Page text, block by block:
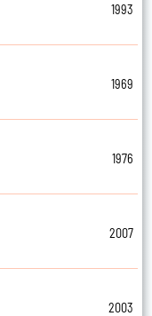
1993
1969
1976
2007
2003